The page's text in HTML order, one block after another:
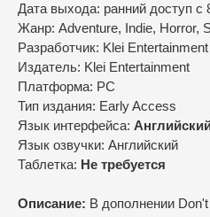
Дата выхода: ранний доступ с
Жанр: Adventure, Indie, Horror,
Разработчик: Klei Entertainment
Издатель: Klei Entertainment
Платформа: PC
Тип издания: Early Access
Язык интерфейса:
Язык озвучки: Английский
Таблетка: Не требуется
Описание: В дополнении